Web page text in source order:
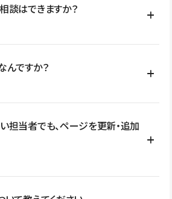
コンテンツ、URLを整理したうえで、
で移行できます。 WordPressの場合は、
定がそのまま移行されるわけではないた
やデザイン、CMS設計、URL・リダイレク
談はできますか？
きいサイトや、複数部門での運用、権限管
既存システムとの連携など、個別の要件が
わせください。
んですか？
ン履歴の期間、CMS利用数の上限、権限
ごとに異なります。詳しくは料金プランペ
担当者でも、ページを更新・追加
ントを活用して更新範囲を設計しておく